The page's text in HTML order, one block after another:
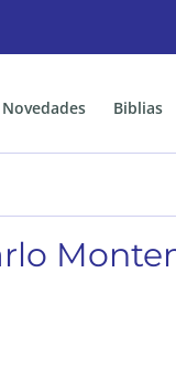
Novedades Biblias